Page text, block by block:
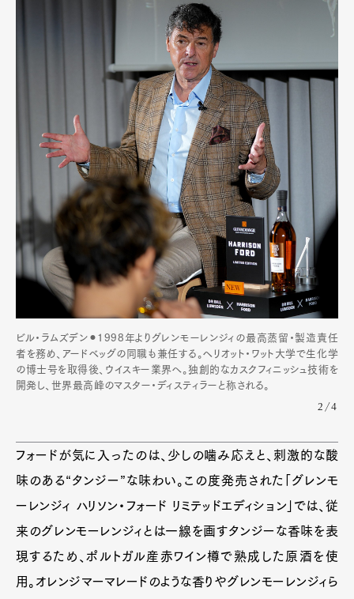
Art&DesignWatchFashion
Gourmet
Cars
ProductCultureLifestyle
Pen Membership
Magazine
Official Columnist
About
Contact
Pen Meet
Pen international Pen tw
ビル・ラムズデン⚫︎1998年よりグレンモーレンジィの最高蒸留・製造責任
者を務め、アードベッグの同職も兼任する。ヘリオット・ワット大学で生化学
の博士号を取得後、ウイスキー業界へ。独創的なカスクフィニッシュ技術を
開発し、世界最高峰のマスター・ディスティラーと称される。
2/4
フォードが気に入ったのは、少しの噛み応えと、刺激的な酸
味のある“タンジー”な味わい。この度発売された「グレンモ
ーレンジィ ハリソン・フォード リミテッドエディション」では、従
来のグレンモーレンジィとは一線を画すタンジーな香味を表
現するため、ポルトガル産赤ワイン樽で熟成した原酒を使
用。オレンジマーマレードのような香りやグレンモーレンジィら